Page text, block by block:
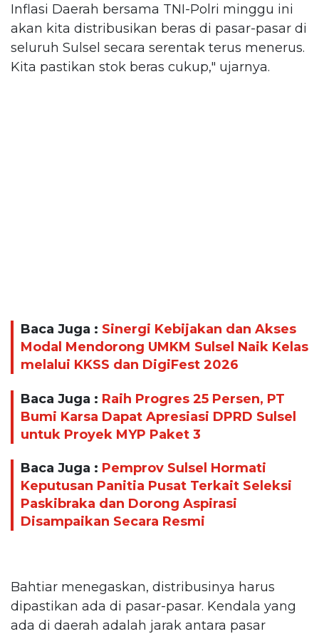
Inflasi Daerah bersama TNI-Polri minggu ini
akan kita distribusikan beras di pasar-pasar di
seluruh Sulsel secara serentak terus menerus.
Kita pastikan stok beras cukup," ujarnya.
Baca Juga : Sinergi Kebijakan dan Akses
Modal Mendorong UMKM Sulsel Naik Kelas
melalui KKSS dan DigiFest 2026
Baca Juga : Raih Progres 25 Persen, PT
Bumi Karsa Dapat Apresiasi DPRD Sulsel
untuk Proyek MYP Paket 3
Baca Juga : Pemprov Sulsel Hormati
Keputusan Panitia Pusat Terkait Seleksi
Paskibraka dan Dorong Aspirasi
Disampaikan Secara Resmi
Bahtiar menegaskan, distribusinya harus
dipastikan ada di pasar-pasar. Kendala yang
ada di daerah adalah jarak antara pasar